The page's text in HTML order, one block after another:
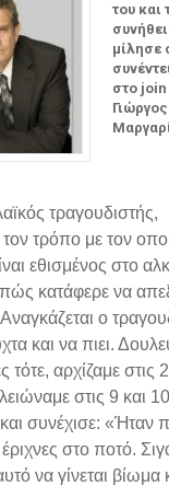
του και
μίλησε
στο join
Γιώργος
τραγουδιστής,
τρόπο με τον
εθισμένος στο
κατάφερε να
ο
και να πιει.
αρχίζαμε στις
στις 9 και
συνέχισε: «Ήταν
στο ποτό.
να γίνεται βίωμα